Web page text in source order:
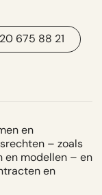
675 88 21
en
– zoals
en modellen – en
en